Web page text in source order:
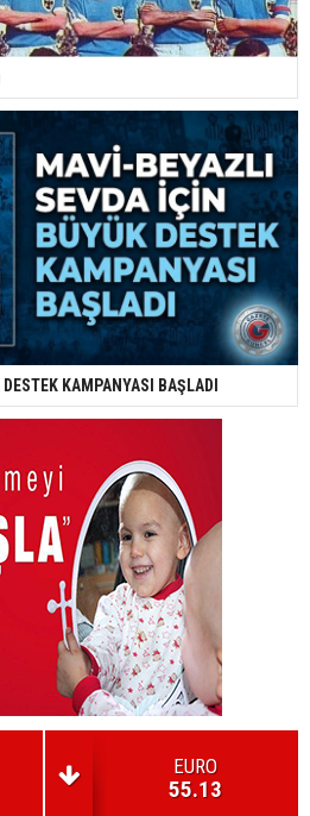
KAMPANYASI BAŞLADI
EURO
55.13